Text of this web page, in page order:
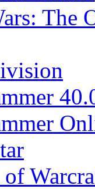
The